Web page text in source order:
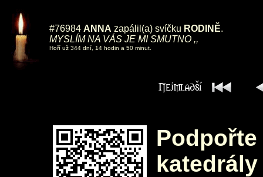
#76984 ANNA zapálil(a) svíčku RODINĚ.
MYSLÍM NA VÁS JE MI SMUTNO ,,
Hoří už 344 dní, 14 hodin a 50 minut.
katedrály